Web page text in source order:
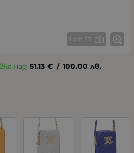
1 от 27
над 51.13 € / 100.00 лв.